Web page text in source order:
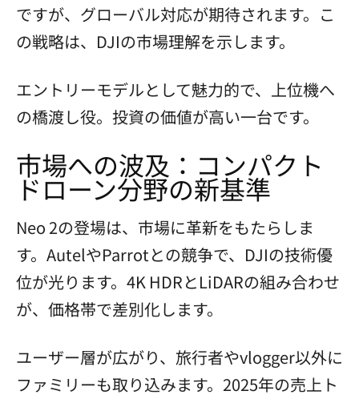
ですが、グローバル対応が期待されます。こ
の戦略は、DJIの市場理解を示します。
エントリーモデルとして魅力的で、上位機へ
の橋渡し役。投資の価値が高い一台です。
市場への波及：コンパクト
ドローン分野の新基準
Neo 2の登場は、市場に革新をもたらしま
す。AutelやParrotとの競争で、DJIの技術優
位が光ります。4K HDRとLiDARの組み合わせ
が、価格帯で差別化します。
ユーザー層が広がり、旅行者やvlogger以外に
ファミリーも取り込みます。2025年の売上ト